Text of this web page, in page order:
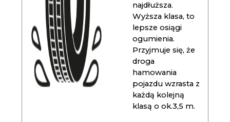
najdłuższa.
Wyższa klasa, to
lepsze osiągi
ogumienia.
Przyjmuje się, że
droga
hamowania
pojazdu wzrasta z
każdą kolejną
klasą o ok.3,5 m.